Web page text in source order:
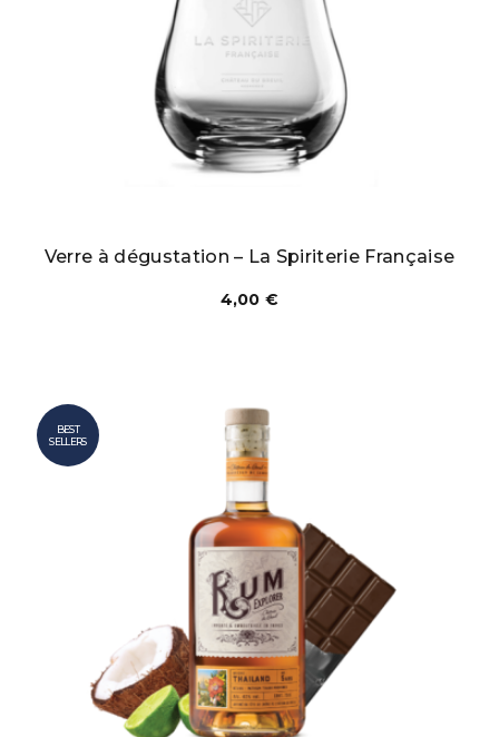
Verre à dégustation – La Spiriterie Française
4,00€
BEST
SELLERS